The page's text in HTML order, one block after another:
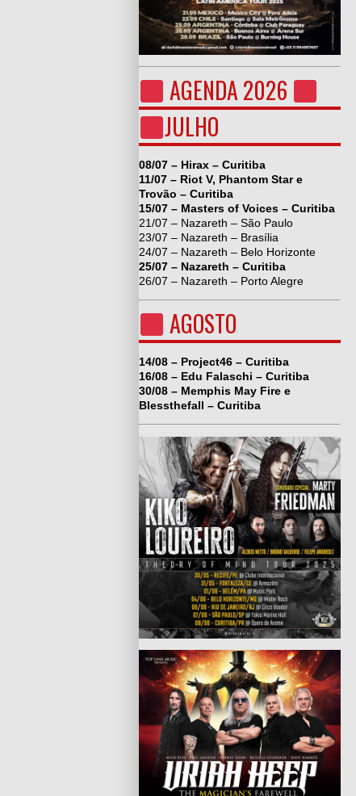
AGENDA 2026
JULHO
08/07 – Hirax – Curitiba
11/07 – Riot V, Phantom Star e
Trovão – Curitiba
15/07 – Masters of Voices – Curitiba
21/07 – Nazareth – São Paulo
23/07 – Nazareth – Brasília
24/07 – Nazareth – Belo Horizonte
25/07 – Nazareth – Curitiba
26/07 – Nazareth – Porto Alegre
AGOSTO
14/08 – Project46 – Curitiba
16/08 – Edu Falaschi – Curitiba
30/08 – Memphis May Fire e
Blessthefall – Curitiba